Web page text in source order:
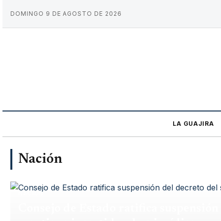
DOMINGO 9 DE AGOSTO DE 2026
LA GUAJIRA
Nación
NACIÓN